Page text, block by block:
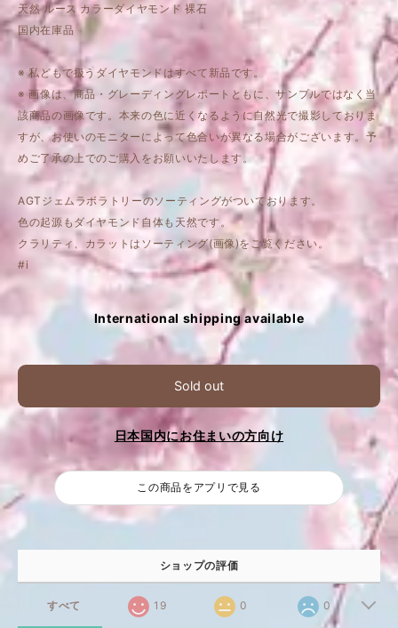
天然 ルース カラーダイヤモンド 裸石
国内在庫品
※ 私どもで扱うダイヤモンドはすべて新品です。
※ 画像は、商品・グレーディングレポートともに、サンプルではなく当
該商品の画像です。本来の色に近くなるように自然光で撮影しておりま
すが、お使いのモニターによって色合いが異なる場合がございます。予
めご了承の上でのご購入をお願いいたします。
AGTジェムラボラトリーのソーティングがついております。
色の起源もダイヤモンド自体も天然です。
クラリティ、カラットはソーティング(画像)をご覧ください。
#i
International shipping available
Sold out
日本国内にお住まいの方向け
この商品をアプリで見る
ショップの評価
すべて 19 0 0